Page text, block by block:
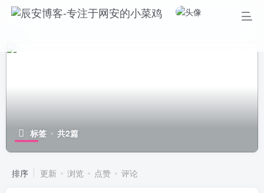
标签 共2篇
排序 更新 浏览 点赞 评论